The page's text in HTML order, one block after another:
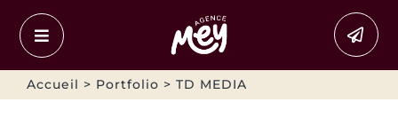
Passer
contenu
Accueil > Portfolio > TD MEDIA